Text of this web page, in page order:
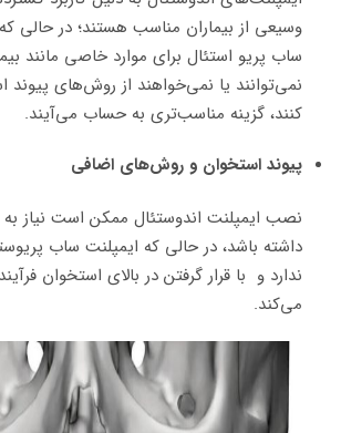
وسیعی از بیماران مناسب هستند؛ در حالی
ساب پریو استئال برای موارد خاصی مانند
نمی‌توانند یا نمی‌خواهند از روش‌های پیوند
کنند، گزینه مناسب‌تری به حساب می‌آیند.
پیوند استخوان و روش‌های اضافی
نصب ایمپلنت اندوستئال ممکن است نیاز به
داشته باشد، در حالی که ایمپلنت ساب
ندارد و با قرار گرفتن در بالای استخوان
می‌کند.